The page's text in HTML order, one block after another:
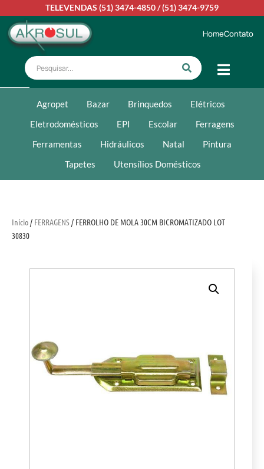
TELEVENDAS (51) 3474-4850/(51) 3474-9759
HomeContato
Agropet Bazar Brinquedos
Elétricos
Eletrodomésticos
EPI Escolar
Ferragens
Ferramentas
Hidráulicos Natal
Pintura
Tapetes
Utensílios Domésticos
Início/ FERRAGENS/ FERROLHO DE MOLA 30CM BICROMATIZADO LOT
30830